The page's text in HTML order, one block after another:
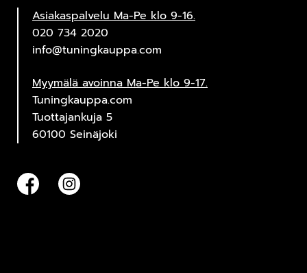
Asiakaspalvelu Ma-Pe klo 9-16.
020 734 2020
info@tuningkauppa.com
Myymälä avoinna Ma-Pe klo 9-17.
Tuningkauppa.com
Tuottajankuja 5
60100 Seinäjoki